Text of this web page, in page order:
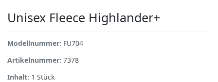
Unisex Fleece Highlander+
Modellnummer: FU704
Artikelnummer: 7378
Inhalt: 1 Stück